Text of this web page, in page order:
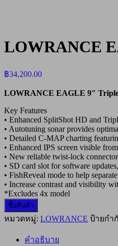
LOWRANCE
฿34,200.00
LOWRANCE EAGLE 9″
Key Features
• Enhanced SplitShot HD and
• Autotuning sonar provides
• Detailed C-MAP charting
• Enhanced IPS screen visible
• New reliable twist-lock
• SD card slot for software
• FishReveal mode to help
• Increase contrast and visibility
*Excludes 4x model
ซื้อสินค้า
หมวดหมู่: LOWRANCE ป้ายกำ
คำอธิบาย